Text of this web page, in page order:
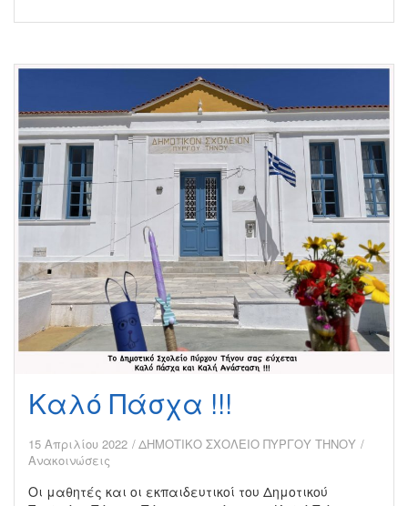
Καλό Πάσχα !!!
15 Απριλίου 2022
ΔΗΜΟΤΙΚΟ ΣΧΟΛΕΙΟ ΠΥΡΓΟΥ ΤΗΝΟΥ
Ανακοινώσεις
Οι μαθητές και οι εκπαιδευτικοί του Δημοτικού